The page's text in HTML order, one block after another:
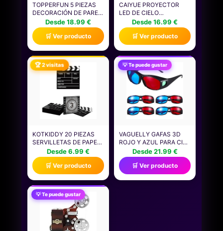
TOPPERFUN 5 PIEZAS
DECORACIÓN DE PARED
DE CINE EN CASA DE
METAL, LETREROS DE
PELÍCULA VINTAGE
PARA SALA
MULTIMEDIA,
DECORACIÓN TEMÁTICA
PARA HABITACIONES Y
FIESTAS
Desde 18.99 €
🛒 Ver producto
CAIYUE PROYECTOR
LED DE CIELO
ESTRELLADO,
PROYECTOR DE
GALAXIAS, PROYECTOR
DE LUZ NOCTURNA,
VELOCIDAD Y BRILLO
AJUSTABLES, PARA
ADULTOS, DORMITORIO,
CINE EN CASA,
DECORACIÓN DE
HABITACIONES.
Desde 16.99 €
🛒 Ver producto
🏆 2 visitas
KOTKIDDY 20 PIEZAS
SERVILLETAS DE PAPEL
DESECHABLES NOCHE
DE CINE, SERVILLETAS
DE CINE PARA
DECORACIÓN DE
FIESTAS SERVILLETAS
CUADRADAS TEMÁTICA
DE PELÍCULAS PARA
CUMPLEAÑOS
Desde 6.99 €
🛒 Ver producto
💡 Te puede gustar
VAGUELLY GAFAS 3D
ROJO Y AZUL PARA CINE
Y PROYECTOR
PLÁSTICO LIGERO Y
CÓMODO DISEÑO
VERSÁTIL PARA
PELÍCULAS Y JUEGOS
Desde 21.99 €
🛒 Ver producto
💡 Te puede gustar